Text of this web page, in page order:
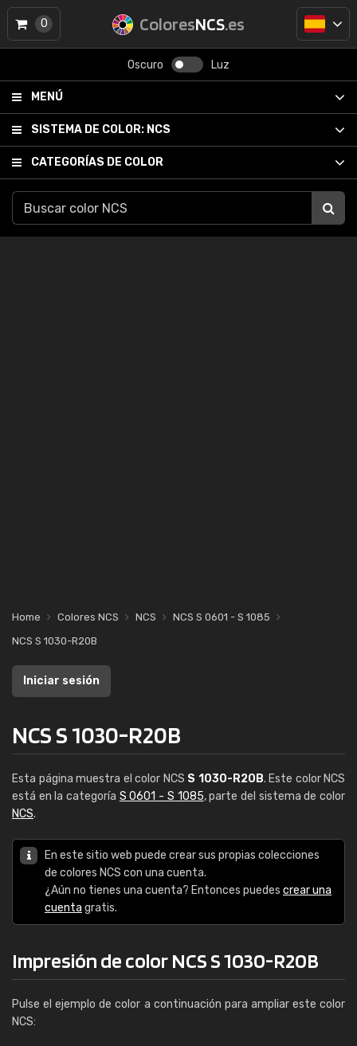
ColoresNCS.es
Oscuro Luz
MENÚ
SISTEMA DE COLOR: NCS
CATEGORÍAS DE COLOR
0
Home Colores NCS NCS
NCS S 0601 - S 1085
NCS S 1030-R20B
Iniciar sesión
NCS S 1030-R20B
Esta página muestra el color NCS S 1030-R20B. Este color NCS
está en la categoría S 0601 - S 1085, parte del sistema de color
NCS.
En este sitio web puede crear sus propias colecciones
de colores NCS con una cuenta.
¿Aún no tienes una cuenta? Entonces puedes crear una
cuenta gratis.
Impresión de color NCS S 1030-R20B
Pulse el ejemplo de color a continuación para ampliar este color
NCS: